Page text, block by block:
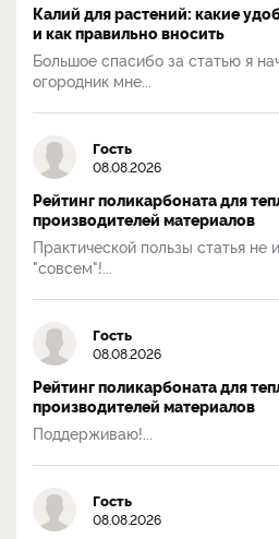
Калий для растений: какие
и как правильно вносить
Большое спасибо за статью я
огородник мне...
Гость
08.08.2026
Рейтинг поликарбоната для
производителей материалов
Практической пользы статья не
"совсем"!...
Гость
08.08.2026
Рейтинг поликарбоната для
производителей материалов
Поддерживаю!...
Гость
08.08.2026